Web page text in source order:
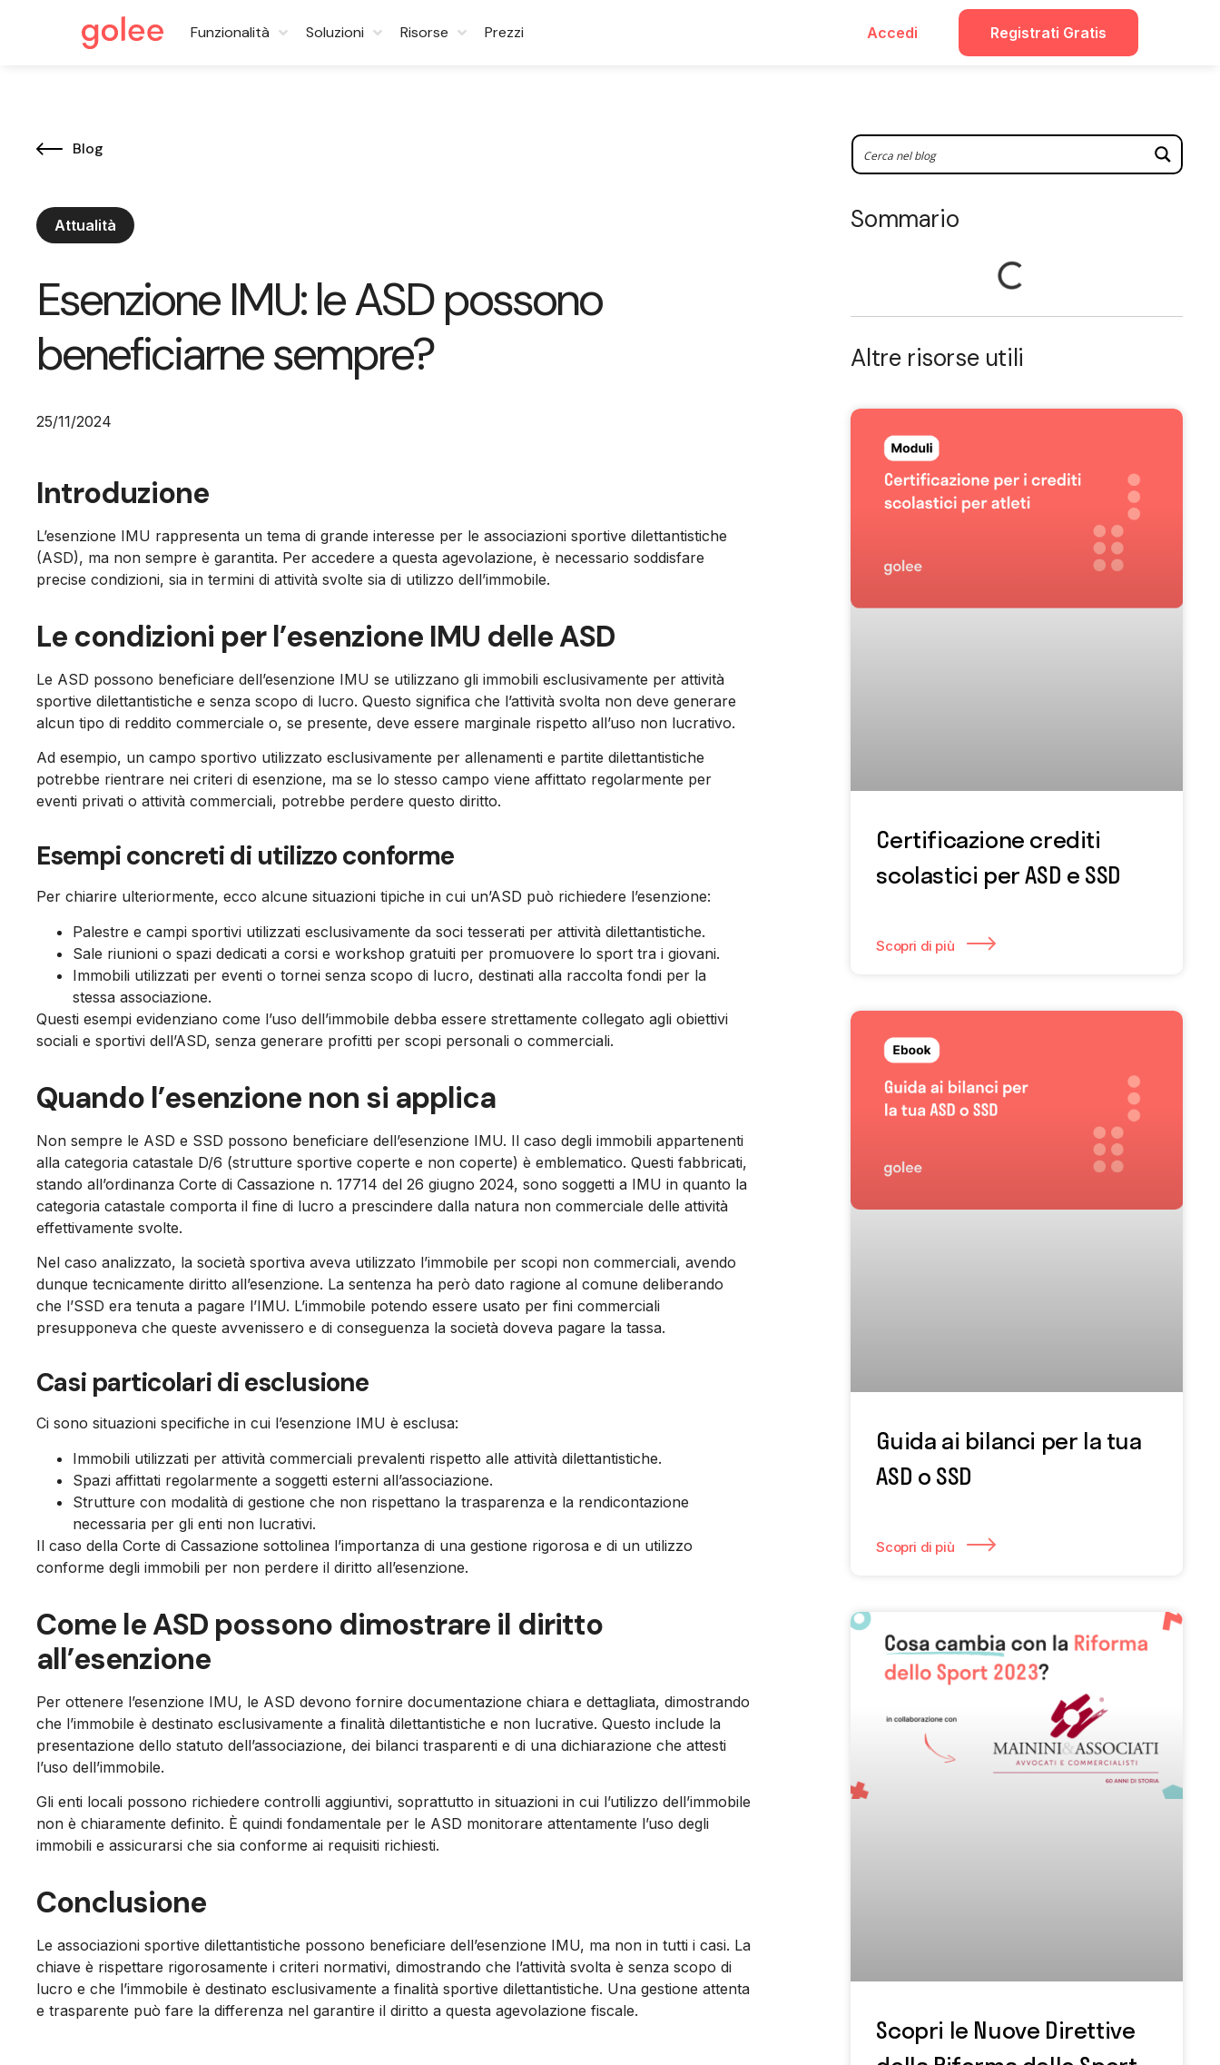
Funzionalità Soluzioni Risorse Prezzi Accedi Registrati Gratis
Blog
Attualità
Esenzione IMU: le ASD possono
beneficiarne sempre?
25/11/2024
Introduzione
L’esenzione IMU rappresenta un tema di grande interesse per le associazioni sportive dilettantistiche
(ASD), ma non sempre è garantita. Per accedere a questa agevolazione, è necessario soddisfare
precise condizioni, sia in termini di attività svolte sia di utilizzo dell’immobile.
Le condizioni per l’esenzione IMU delle ASD
Le ASD possono beneficiare dell’esenzione IMU se utilizzano gli immobili esclusivamente per attività
sportive dilettantistiche e senza scopo di lucro. Questo significa che l’attività svolta non deve generare
alcun tipo di reddito commerciale o, se presente, deve essere marginale rispetto all’uso non lucrativo.
Ad esempio, un campo sportivo utilizzato esclusivamente per allenamenti e partite dilettantistiche
potrebbe rientrare nei criteri di esenzione, ma se lo stesso campo viene affittato regolarmente per
eventi privati o attività commerciali, potrebbe perdere questo diritto.
Esempi concreti di utilizzo conforme
Per chiarire ulteriormente, ecco alcune situazioni tipiche in cui un’ASD può richiedere l’esenzione:
Palestre e campi sportivi utilizzati esclusivamente da soci tesserati per attività dilettantistiche.
Sale riunioni o spazi dedicati a corsi e workshop gratuiti per promuovere lo sport tra i giovani.
Immobili utilizzati per eventi o tornei senza scopo di lucro, destinati alla raccolta fondi per la
stessa associazione.
Questi esempi evidenziano come l’uso dell’immobile debba essere strettamente collegato agli obiettivi
sociali e sportivi dell’ASD, senza generare profitti per scopi personali o commerciali.
Quando l’esenzione non si applica
Non sempre le ASD e SSD possono beneficiare dell’esenzione IMU. Il caso degli immobili appartenenti
alla categoria catastale D/6 (strutture sportive coperte e non coperte) è emblematico. Questi fabbricati,
stando all’ordinanza Corte di Cassazione n. 17714 del 26 giugno 2024, sono soggetti a IMU in quanto la
categoria catastale comporta il fine di lucro a prescindere dalla natura non commerciale delle attività
effettivamente svolte.
Nel caso analizzato, la società sportiva aveva utilizzato l’immobile per scopi non commerciali, avendo
dunque tecnicamente diritto all’esenzione. La sentenza ha però dato ragione al comune deliberando
che l’SSD era tenuta a pagare l’IMU. L’immobile potendo essere usato per fini commerciali
presupponeva che queste avvenissero e di conseguenza la società doveva pagare la tassa.
Casi particolari di esclusione
Ci sono situazioni specifiche in cui l’esenzione IMU è esclusa:
Immobili utilizzati per attività commerciali prevalenti rispetto alle attività dilettantistiche.
Spazi affittati regolarmente a soggetti esterni all’associazione.
Strutture con modalità di gestione che non rispettano la trasparenza e la rendicontazione
necessaria per gli enti non lucrativi.
Il caso della Corte di Cassazione sottolinea l’importanza di una gestione rigorosa e di un utilizzo
conforme degli immobili per non perdere il diritto all’esenzione.
Come le ASD possono dimostrare il diritto
all’esenzione
Per ottenere l’esenzione IMU, le ASD devono fornire documentazione chiara e dettagliata, dimostrando
che l’immobile è destinato esclusivamente a finalità dilettantistiche e non lucrative. Questo include la
presentazione dello statuto dell’associazione, dei bilanci trasparenti e di una dichiarazione che attesti
l’uso dell’immobile.
Gli enti locali possono richiedere controlli aggiuntivi, soprattutto in situazioni in cui l’utilizzo dell’immobile
non è chiaramente definito. È quindi fondamentale per le ASD monitorare attentamente l’uso degli
immobili e assicurarsi che sia conforme ai requisiti richiesti.
Conclusione
Le associazioni sportive dilettantistiche possono beneficiare dell’esenzione IMU, ma non in tutti i casi. La
chiave è rispettare rigorosamente i criteri normativi, dimostrando che l’attività svolta è senza scopo di
lucro e che l’immobile è destinato esclusivamente a finalità sportive dilettantistiche. Una gestione attenta
e trasparente può fare la differenza nel garantire il diritto a questa agevolazione fiscale.
Sommario
Altre risorse utili
Certificazione crediti
scolastici per ASD e SSD
Scopri di più
Guida ai bilanci per la tua
ASD o SSD
Scopri di più
Scopri le Nuove Direttive